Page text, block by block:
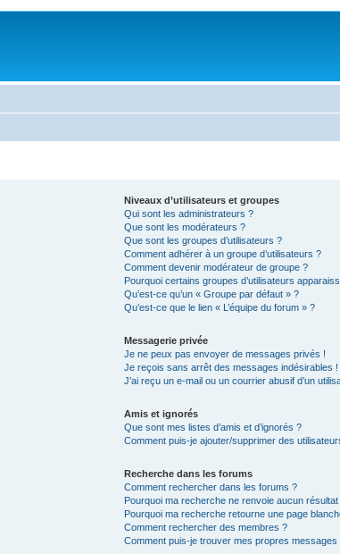
Niveaux d’utilisateurs et groupes
Qui sont les administrateurs ?
Que sont les modérateurs ?
Que sont les groupes d’utilisateurs ?
Comment adhérer à un groupe d’utilisateurs ?
Comment devenir modérateur de groupe ?
Pourquoi certains groupes d’utilisateurs
Qu’est-ce qu’un « Groupe par défaut » ?
Qu’est-ce que le lien « L’équipe du forum » ?
Messagerie privée
Je ne peux pas envoyer de messages privés !
Je reçois sans arrêt des messages indésirables !
J’ai reçu un e-mail ou un courrier abusif d’un
Amis et ignorés
Que sont mes listes d’amis et d’ignorés ?
Comment puis-je ajouter/supprimer des
Recherche dans les forums
Comment rechercher dans les forums ?
Pourquoi ma recherche ne renvoie aucun résultat
Pourquoi ma recherche retourne une page
Comment rechercher des membres ?
Comment puis-je trouver mes propres messages